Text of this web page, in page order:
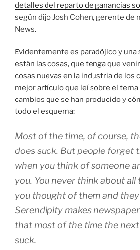
detalles del reparto de ganancias
según dijo Josh Cohen, gerente de
News.
Evidentemente es paradójico y una
están las cosas, que tenga que
cosas nuevas en la industria de los
mejor artículo que leí sobre el tema
cambios que se han producido y
todo el esquema:
Most of the time, of course,
does suck. But people forget
when you think of someone
you. You never think about
you thought of them and they
Serendipity makes
that most of the time the
suck.